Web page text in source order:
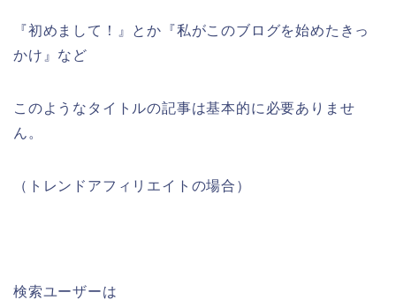
『初めまして！』とか『私がこのブログを始めたきっ
かけ』など
このようなタイトルの記事は基本的に必要ありませ
ん。
（トレンドアフィリエイトの場合）
検索ユーザーは